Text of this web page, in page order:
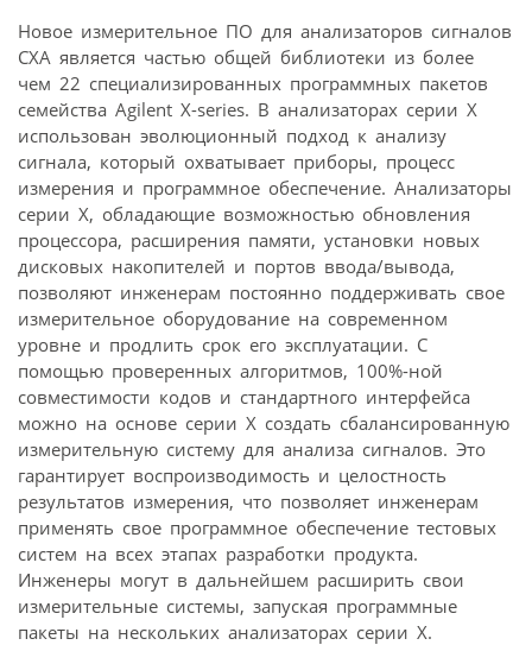
Новое измерительное ПО для анализаторов сигналов
CXA является частью общей библиотеки из более
чем 22 специализированных программных пакетов
семейства Agilent X-series. В анализаторах серии X
использован эволюционный подход к анализу
сигнала, который охватывает приборы, процесс
измерения и программное обеспечение. Анализаторы
серии X, обладающие возможностью обновления
процессора, расширения памяти, установки новых
дисковых накопителей и портов ввода/вывода,
позволяют инженерам постоянно поддерживать свое
измерительное оборудование на современном
уровне и продлить срок его эксплуатации. С
помощью проверенных алгоритмов, 100%-ной
совместимости кодов и стандартного интерфейса
можно на основе серии X создать сбалансированную
измерительную систему для анализа сигналов. Это
гарантирует воспроизводимость и целостность
результатов измерения, что позволяет инженерам
применять свое программное обеспечение тестовых
систем на всех этапах разработки продукта.
Инженеры могут в дальнейшем расширить свои
измерительные системы, запуская программные
пакеты на нескольких анализаторах серии X.